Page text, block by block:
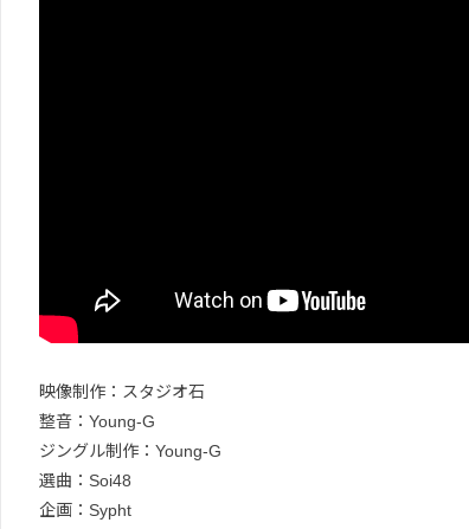
映像制作：スタジオ石
整音：Young-G
ジングル制作：Young-G
選曲：Soi48
企画：Sypht